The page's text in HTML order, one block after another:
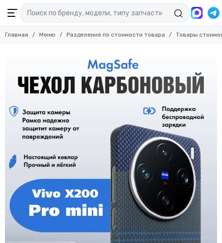
Главная Меню Разделение по стоимости товара Товары